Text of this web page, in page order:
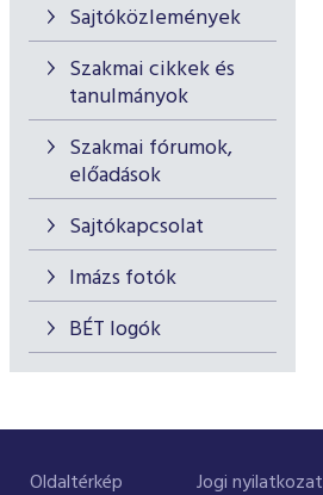
Sajtóközlemények
Szakmai cikkek és
tanulmányok
Szakmai fórumok,
előadások
Sajtókapcsolat
Imázs fotók
BÉT logók
Oldaltérkép Jogi nyilatkozat